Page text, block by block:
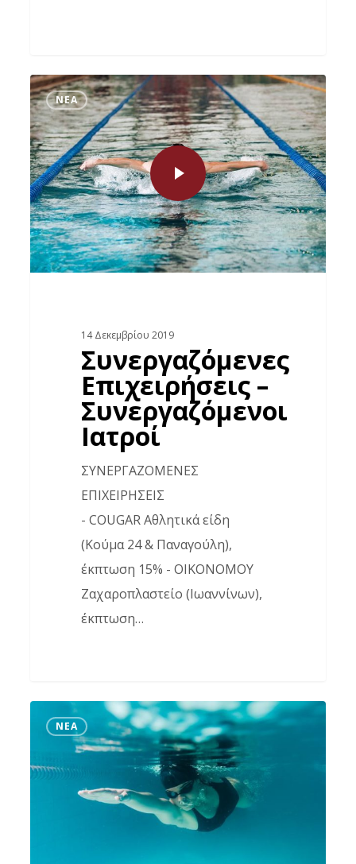
ΝΈΑ
14 Δεκεμβρίου 2019
Συνεργαζόμενες
Επιχειρήσεις –
Συνεργαζόμενοι
Ιατροί
ΣΥΝΕΡΓΑΖΟΜΕΝΕΣ
ΕΠΙΧΕΙΡΗΣΕΙΣ
- COUGAR Αθλητικά είδη
(Κούμα 24 & Παναγούλη),
έκπτωση 15% - ΟΙΚΟΝΟΜΟΥ
Ζαχαροπλαστείο (Ιωαννίνων),
έκπτωση…
Ακρισία
2019
ΝΈΑ